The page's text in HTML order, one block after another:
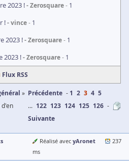
2023 ! Zerosquare 1
! vince 1
2023 ! Zerosquare 1
2023 ! Zerosquare 1
Flux RSS
d'en
Précédente 1 2 3 4 5
... 122 123 124 125 126
Suivante
Réalisé avec yAronet
237
ms